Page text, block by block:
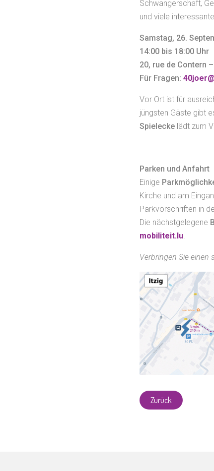
Schwangerschaft,
und viele
Samstag, 26.
14:00 bis 18:00 Uhr
20, rue de Contern
Für Fragen:
Vor Ort ist für
jüngsten Gäste gibt
Spielecke lädt zum
Parken und Anfahrt
Einige
Kirche und am
Parkvorschriften in
Die nächstgelegene
mobiliteit.lu
Verbringen Sie
Zurück